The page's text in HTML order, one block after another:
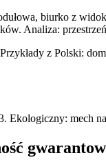
biurko z
Analiza:
z Polski:
Ekologiczny: mech